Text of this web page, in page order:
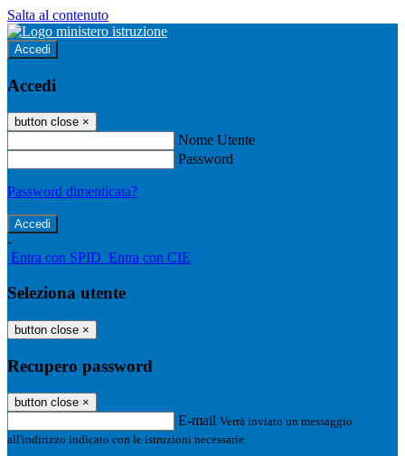
Salta al contenuto
Accedi
Accedi
button close ×
Nome Utente
Password
Password dimenticata?
-
Entra con SPID Entra con CIE
Seleziona utente
button close ×
Recupero password
button close ×
E-mail Verrà inviato un messaggio
all'indirizzo indicato con le istruzioni necessarie.